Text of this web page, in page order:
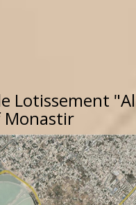
Lotissement "Al
Monastir